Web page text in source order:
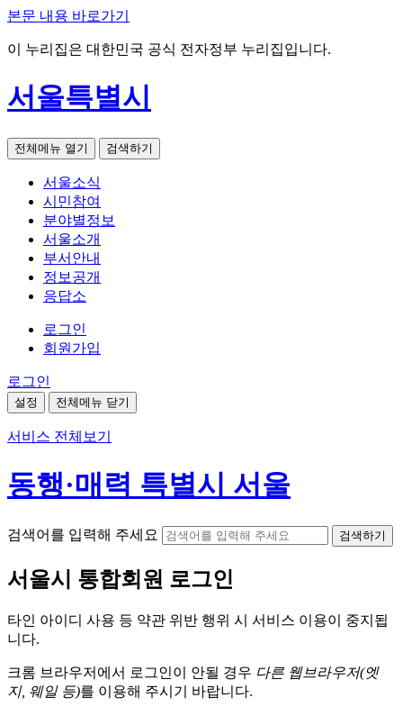
본문 내용 바로가기
이 누리집은 대한민국 공식 전자정부 누리집입니다.
서울특별시
전체메뉴 열기 검색하기
서울소식
시민참여
분야별정보
서울소개
부서안내
정보공개
응답소
로그인
회원가입
로그인
설정 전체메뉴 닫기
서비스 전체보기
동행·매력 특별시 서울
검색어를 입력해 주세요 검색하기
서울시 통합회원 로그인
타인 아이디 사용 등 약관 위반 행위 시 서비스 이용이 중지됩
니다.
크롬 브라우저에서 로그인이 안될 경우 다른 웹브라우저(엣
지, 웨일 등)를 이용해 주시기 바랍니다.